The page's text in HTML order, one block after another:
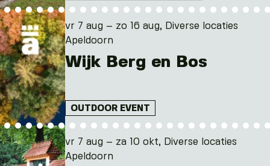
vr 7 aug – zo 16 aug, Diverse locaties
Apeldoorn
Wijk Berg en Bos
OUTDOOR EVENT
vr 7 aug – za 10 okt, Diverse locaties
Apeldoorn